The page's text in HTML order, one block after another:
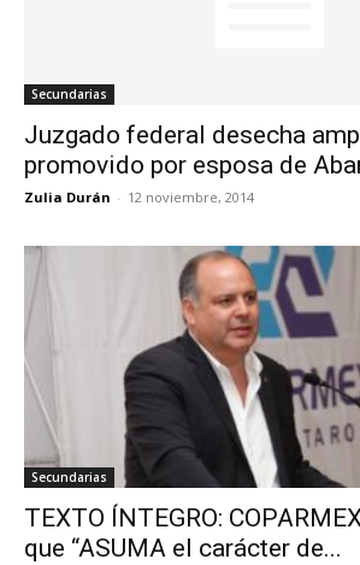
Secundarias
Juzgado federal desecha
promovido por esposa de
Zulia Durán - 12 noviembre, 2014
Secundarias
TEXTO ÍNTEGRO:
que “ASUMA el carácter de...